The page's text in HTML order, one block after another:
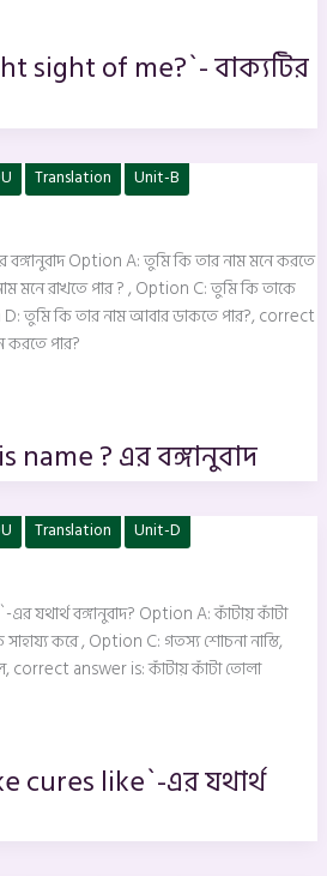
sight of me?`- বাক্যটির
Translation
Unit-B
Option A: তুমি কি তার নাম মনে করতে
মনে রাখতে পার ? , Option C: তুমি কি তাকে
D: তুমি কি তার নাম আবার ডাকতে পার?, correct
করতে পার?
name ? এর বঙ্গানুবাদ
Translation
Unit-D
যথার্থ বঙ্গানুবাদ? Option A: কাঁটায় কাঁটা
করে , Option C: গতস্য শোচনা নাস্তি,
answer is: কাঁটায় কাঁটা তোলা
cures like`-এর যথার্থ